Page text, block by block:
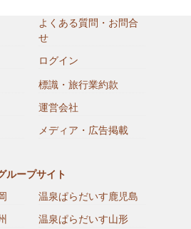
よくある質問・お問合
せ
ログイン
標識・旅行業約款
運営会社
メディア・広告掲載
ループサイト
温泉ぱらだいす鹿児島
温泉ぱらだいす山形